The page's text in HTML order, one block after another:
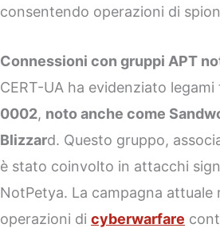
consentendo operazioni di
Connessioni con gruppi APT
CERT-UA ha evidenziato
0002, noto anche come
Blizzard. Questo gruppo,
è stato coinvolto in attacchi
NotPetya. La campagna attuale
operazioni dicyberwarfare